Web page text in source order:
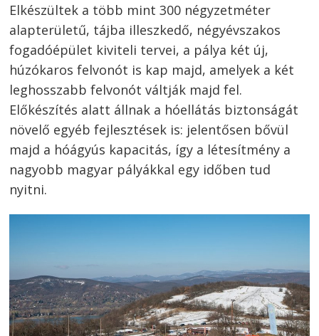
Elkészültek a több mint 300 négyzetméter
alapterületű, tájba illeszkedő, négyévszakos
fogadóépület kiviteli tervei, a pálya két új,
húzókaros felvonót is kap majd, amelyek a két
leghosszabb felvonót váltják majd fel.
Előkészítés alatt állnak a hóellátás biztonságát
növelő egyéb fejlesztések is: jelentősen bővül
majd a hóágyús kapacitás, így a létesítmény a
nagyobb magyar pályákkal egy időben tud
nyitni.